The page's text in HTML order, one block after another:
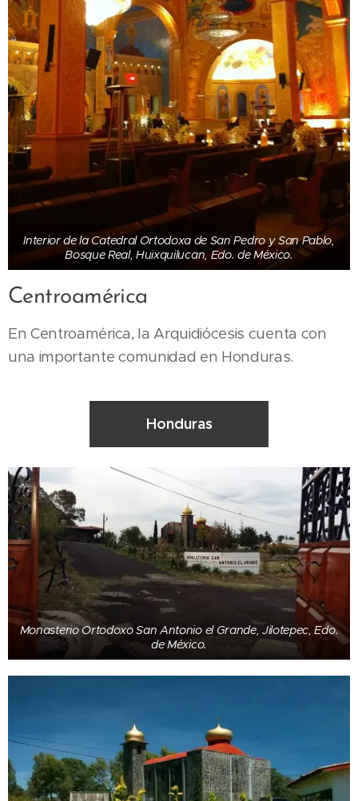
Interior de la Catedral Ortodoxa de San Pedro y San Pablo,
Bosque Real, Huixquilucan, Edo. de México.
Centroamérica
En Centroamérica, la Arquidiócesis cuenta con
una importante comunidad en Honduras.
Honduras
Monasterio Ortodoxo San Antonio el Grande, Jilotepec, Edo.
de México.